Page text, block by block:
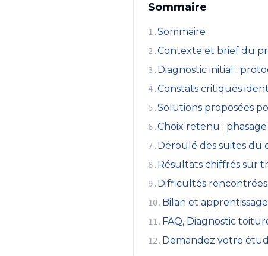
Sommaire
1 .Sommaire
2 .Contexte et brief du
3. Diagnostic initial :
4.Constats critiques
5.Solutions proposées
6.Choix retenu :
7. Déroulé des suites du
8. Résultats chiffrés sur
9. Difficultés
10. Bilan et
11 . FAQ, Diagnostic
12 . Demandez votre